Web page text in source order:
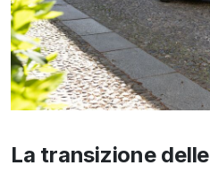
La transizione